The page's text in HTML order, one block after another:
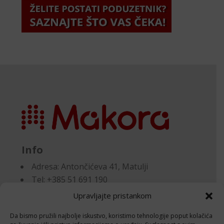
Upravljajte pristankom
Da bismo pružili najbolje iskustvo, koristimo tehnologije poput kolačića
Info
Adresa:Antončićeva 41, Matulji
Tel: +385 51 691 190
Email:knjigovodstvo@makora.hr